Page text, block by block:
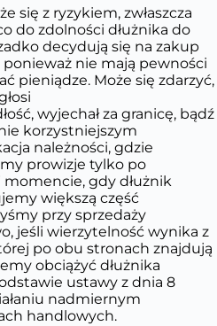
się z ryzykiem, zwłaszcza
do zdolności dłużnika do
decydują się na zakup
nie mają pewności
pieniądze. Może się zdarzyć,
wyjechał za granicę, bądź
korzystniejszym
należności, gdzie
prowizje tylko po
gdy dłużnik
większą część
przy sprzedaży
jeśli wierzytelność wynika z
po obu stronach znajdują
obciążyć dłużnika
ustawy z dnia 8
nadmiernym
handlowych.